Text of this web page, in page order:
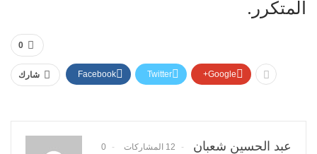
المتكرر.
0
شارك Facebook Twitter Google+
عبد الحسين شعبان 12 المشاركات 0